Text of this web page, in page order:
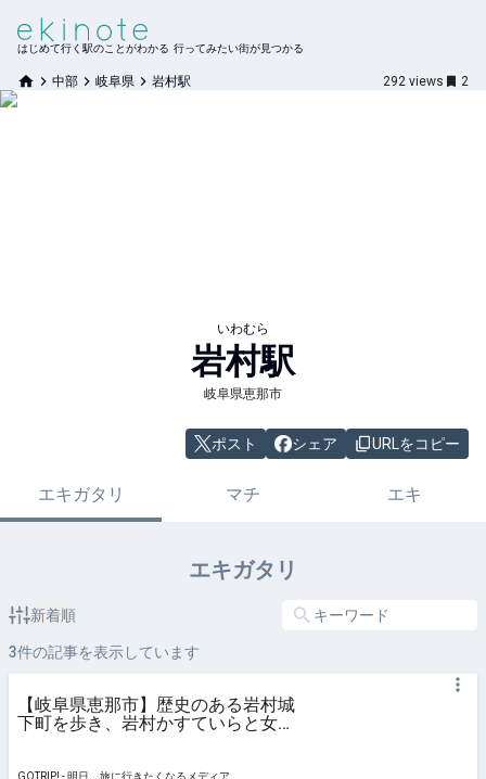
はじめて行く駅のことがわかる 行ってみたい街が見つかる
中部 岐阜県 岩村駅 292 views 2
いわむら
岩村駅
岐阜県恵那市
ポスト シェア URLをコピー
エキガタリ マチ エキ
エキガタリ
新着順
3件の記事を表示しています
【岐阜県恵那市】歴史のある岩村城
下町を歩き、岩村かすていらと女城
GOTRIP! - 明日、旅に行きたくなるメディア